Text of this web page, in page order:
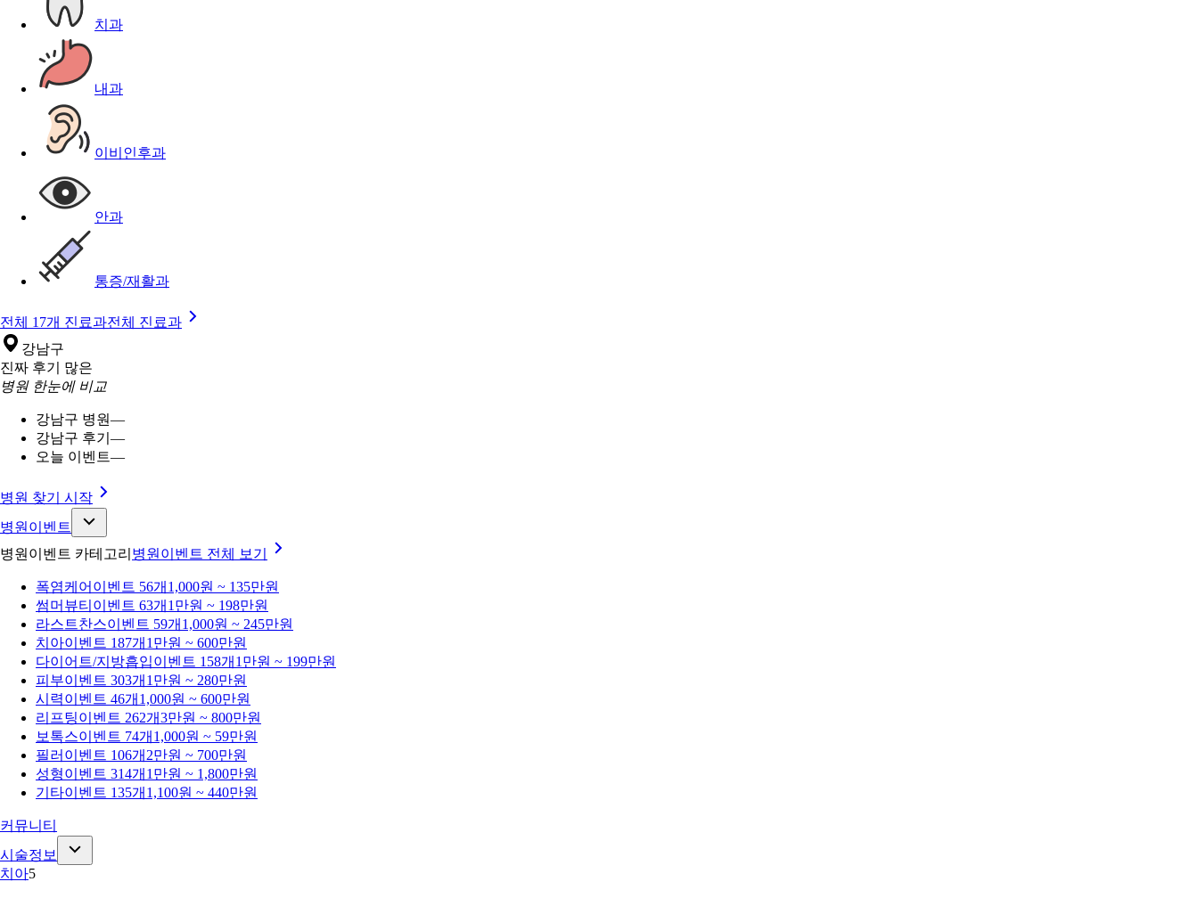
치과
내과
이비인후과
안과
통증/재활과
전체 17개 진료과전체 진료과
강남구
진짜 후기 많은
병원 한눈에 비교
강남구 병원—
강남구 후기 —
오늘 이벤트—
병원 찾기 시작
병원이벤트
병원이벤트 카테고리 병원이벤트 전체 보기
폭염케어 이벤트 56개 1,000원 ~ 135만원
썸머뷰티 이벤트 63개 1만원 ~ 198만원
라스트찬스이벤트 59개 1,000원 ~ 245만원
치아이벤트 187개 1만원 ~ 600만원
다이어트/지방흡입이벤트 158개 1만원 ~ 199만원
피부이벤트 303개 1만원 ~ 280만원
시력이벤트 46개 1,000원 ~ 600만원
리프팅이벤트 262개3만원 ~ 800만원
보톡스이벤트 74개 1,000원 ~ 59만원
필러 이벤트 106개 2만원 ~ 700만원
성형이벤트 314개 1만원 ~ 1,800만원
기타이벤트 135개 1,100원 ~ 440만원
커뮤니티
시술정보
치아5